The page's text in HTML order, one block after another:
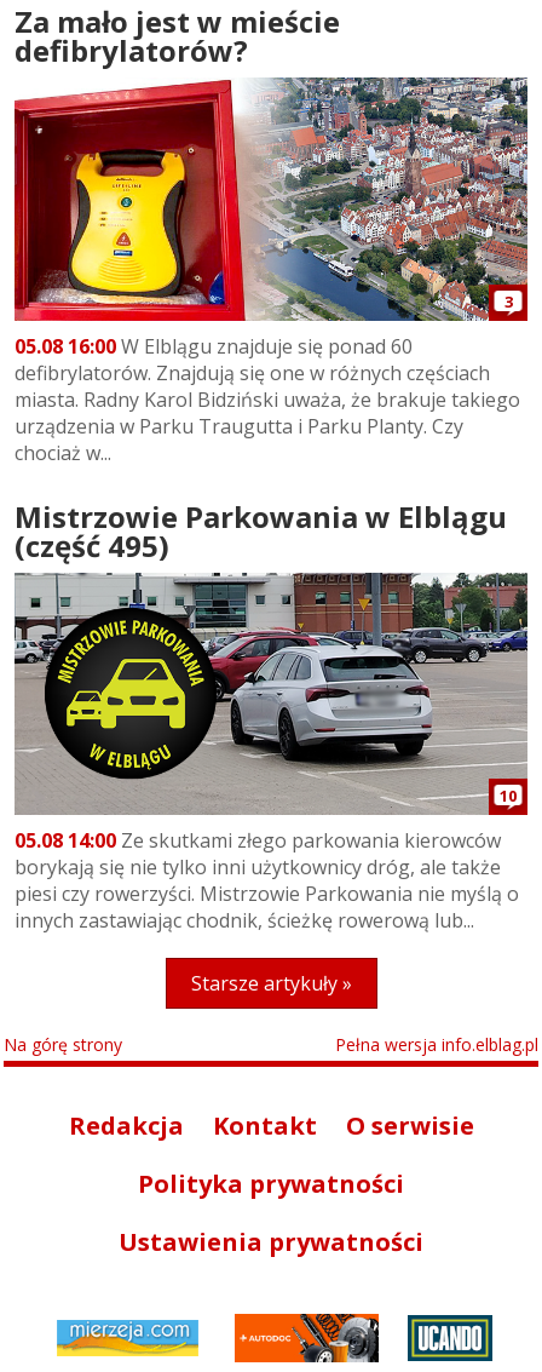
Za mało jest w mieście
defibrylatorów?
3
05.08 16:00W Elblągu znajduje się ponad 60
defibrylatorów. Znajdują się one w różnych częściach
miasta. Radny Karol Bidziński uważa, że brakuje takiego
urządzenia w Parku Traugutta i Parku Planty. Czy
chociaż w...
Mistrzowie Parkowania w Elblągu
(część 495)
10
05.08 14:00 Ze skutkami złego parkowania kierowców
borykają się nie tylko inni użytkownicy dróg, ale także
piesi czy rowerzyści. Mistrzowie Parkowania nie myślą o
innych zastawiając chodnik, ścieżkę rowerową lub...
Starsze artykuły »
Na górę strony Pełna wersja info.elblag.pl
Redakcja Kontakt
O serwisie
Polityka prywatności
Ustawienia prywatności